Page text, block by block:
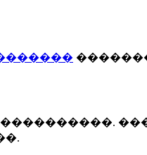
�������